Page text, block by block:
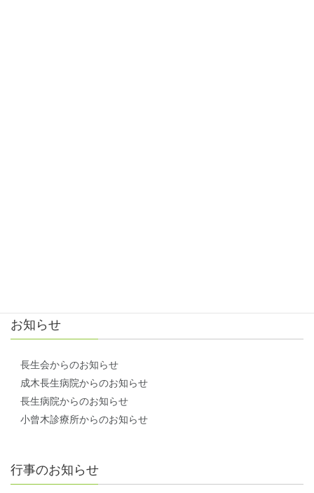
お知らせ
長生会からのお知らせ
成木長生病院からのお知らせ
長生病院からのお知らせ
小曾木診療所からのお知らせ
行事のお知らせ